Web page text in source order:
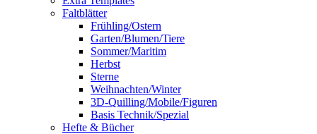
Faltblätter
Frühling/Ostern
Garten/Blumen/Tiere
Sommer/Maritim
Herbst
Sterne
Weihnachten/Winter
3D-Quilling/Mobile/Figuren
Basis Technik/Spezial
Hefte & Bücher